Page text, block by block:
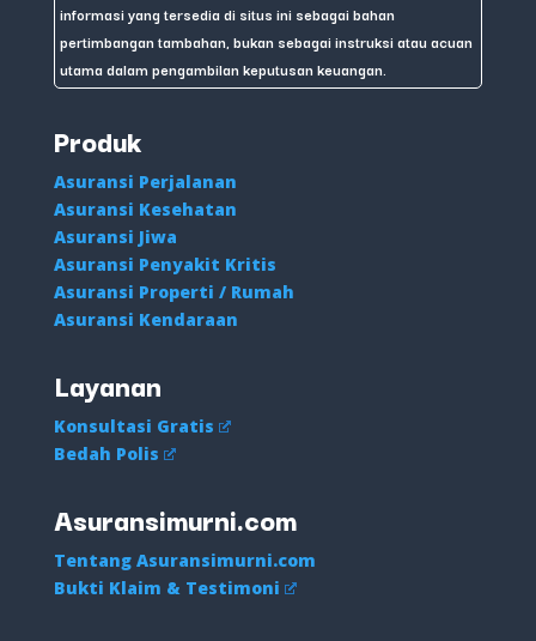
informasi yang tersedia di situs ini sebagai bahan
pertimbangan tambahan, bukan sebagai instruksi atau acuan
utama dalam pengambilan keputusan keuangan.
Produk
Asuransi Perjalanan
Asuransi Kesehatan
Asuransi Jiwa
Asuransi Penyakit Kritis
Asuransi Properti / Rumah
Asuransi Kendaraan
Layanan
Konsultasi Gratis
Bedah Polis
Asuransimurni.com
Tentang Asuransimurni.com
Bukti Klaim & Testimoni